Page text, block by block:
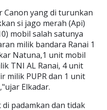
Canon yang di turunkan
si jago merah (Api)
mobil salah satunya
milik bandara Ranai 1
Natuna,1 unit mobil
TNI AL Ranai, 4 unit
milik PUPR dan 1 unit
Elkadar.
padamkan dan tidak